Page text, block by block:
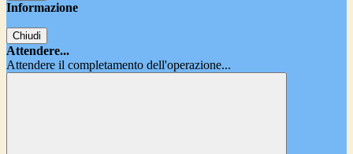
Informazione
Chiudi
Attendere...
Attendere il completamento dell'operazione...